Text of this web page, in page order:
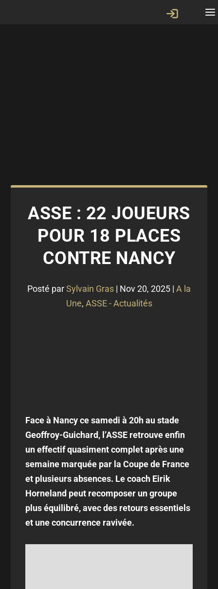
ASSE : 22 JOUEURS
POUR 18 PLACES
CONTRE NANCY
Posté parSylvain Gras | Nov 20, 2025 | A la
Une, ASSE - Actualités
Face à Nancy ce samedi à 20h au stade
Geoffroy-Guichard, l’ASSE retrouve enfin
un effectif quasiment complet après une
semaine marquée par la Coupe de France
et plusieurs absences. Le coach Eirik
Horneland peut recomposer un groupe
plus équilibré, avec des retours essentiels
et une concurrence ravivée.